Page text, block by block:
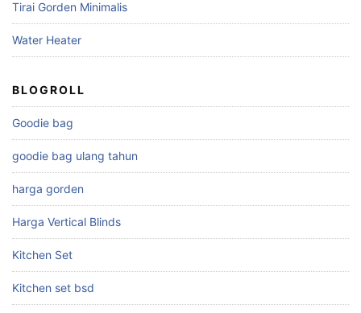
Tirai Gorden Minimalis
Water Heater
BLOGROLL
Goodie bag
goodie bag ulang tahun
harga gorden
Harga Vertical Blinds
Kitchen Set
Kitchen set bsd